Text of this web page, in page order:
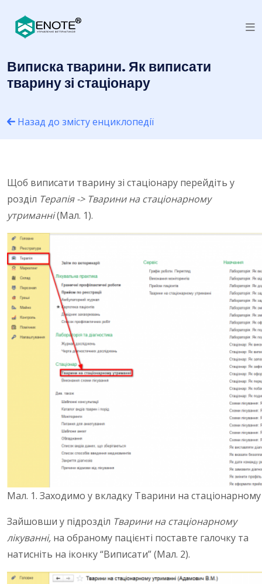
Виписка тварини. Як виписати
тварину зі стаціонару
Назад до змісту енциклопедії
Щоб виписати тварину зі стаціонару перейдіть у
розділ Терапія -> Тварини на стаціонарному
утриманні(Мал. 1).
Мал. 1. Заходимо у вкладку Тварини на
Зайшовши у підрозділ Тварини на стаціонарному
лікуванні, на обраному пацієнті поставте галочку та
натисніть на іконку “Виписати”(Мал. 2).